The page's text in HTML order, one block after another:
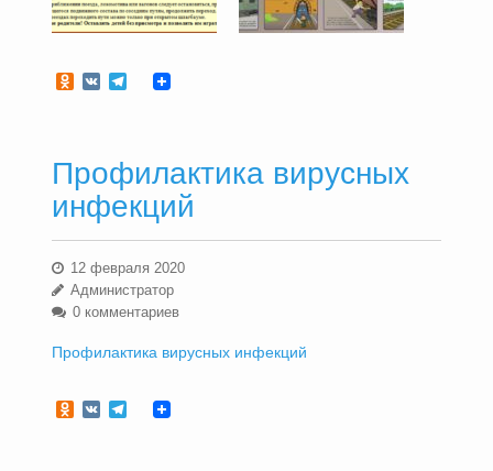
Odnoklassniki
VKTelegram
Профилактика вирусных
инфекций
12 февраля 2020
Администратор
0 комментариев
Профилактика вирусных инфекций
Odnoklassniki
VKTelegram